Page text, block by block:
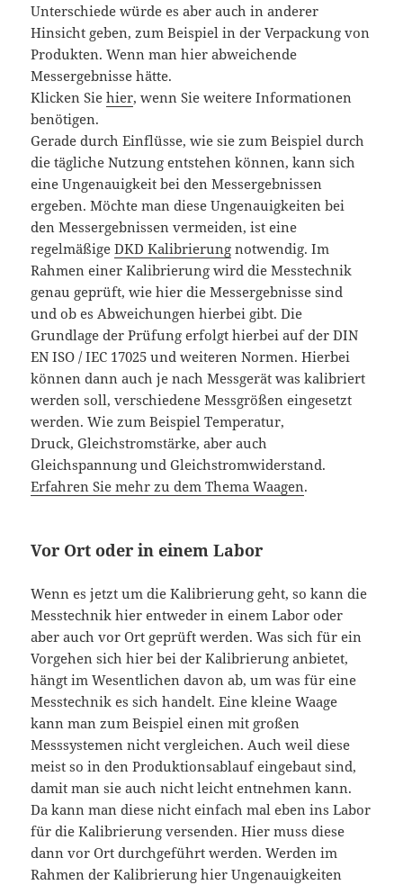
Unterschiede würde es aber auch in anderer
Hinsicht geben, zum Beispiel in der Verpackung von
Produkten. Wenn man hier abweichende
Messergebnisse hätte.
Klicken Siehier, wenn Sie weitere Informationen
benötigen.
Gerade durch Einflüsse, wie sie zum Beispiel durch
die tägliche Nutzung entstehen können, kann sich
eine Ungenauigkeit bei den Messergebnissen
ergeben. Möchte man diese Ungenauigkeiten bei
den Messergebnissen vermeiden, ist eine
regelmäßigeDKD Kalibrierung notwendig. Im
Rahmen einer Kalibrierung wird die Messtechnik
genau geprüft, wie hier die Messergebnisse sind
und ob es Abweichungen hierbei gibt. Die
Grundlage der Prüfung erfolgt hierbei auf der DIN
EN ISO /IEC 17025 und weiteren Normen. Hierbei
können dann auch je nach Messgerät was kalibriert
werden soll, verschiedene Messgrößen eingesetzt
werden. Wie zum Beispiel Temperatur,
Druck,Gleichstromstärke, aber auch
Gleichspannung undGleichstromwiderstand.
Erfahren Sie mehr zu dem Thema Waagen.
Vor Ort oder in einem Labor
Wenn es jetzt um die Kalibrierung geht, so kann die
Messtechnik hier entweder in einem Labor oder
aber auch vor Ort geprüft werden. Was sich für ein
Vorgehen sich hier bei der Kalibrierung anbietet,
hängt im Wesentlichen davon ab, um was für eine
Messtechnik es sich handelt. Eine kleine Waage
kann man zum Beispiel einen mit großen
Messsystemen nicht vergleichen. Auch weil diese
meist so in den Produktionsablauf eingebaut sind,
damit man sie auch nicht leicht entnehmen kann.
Da kann man diese nicht einfach mal eben ins Labor
für die Kalibrierung versenden. Hier muss diese
dann vor Ort durchgeführt werden. Werden im
Rahmen der Kalibrierung hier Ungenauigkeiten